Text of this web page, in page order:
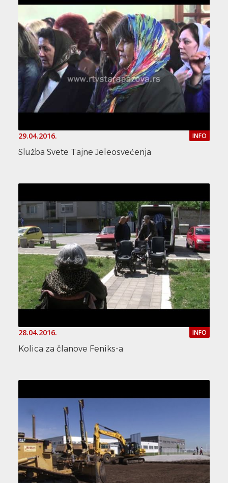
29.04.2016. INFO
Služba Svete Tajne Jeleosvećenja
28.04.2016. INFO
Kolica za članove Feniks-a